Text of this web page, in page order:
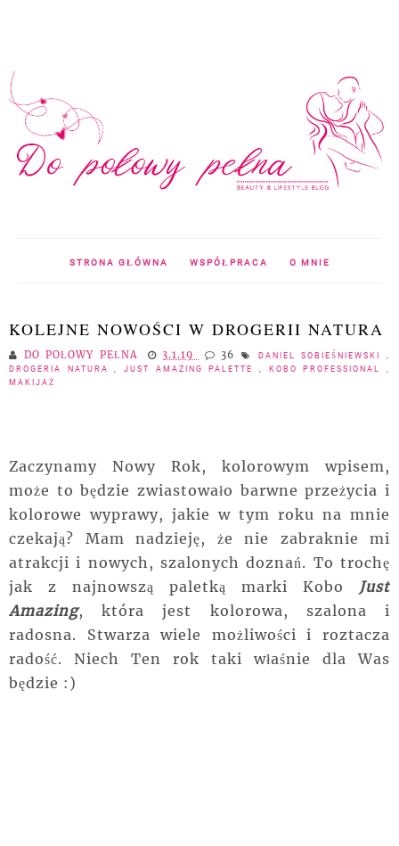
STRONA GŁÓWNA WSPÓŁPRACA O MNIE
KOLEJNE NOWOŚCI W DROGERII NATURA
DO POŁOWY PEŁNA 3.1.19 36 DANIEL SOBIEŚNIEWSKI
DROGERIA NATURA
,JUST AMAZING PALETTE KOBO PROFESSIONAL
MAKIJAŻ
Zaczynamy Nowy Rok, kolorowym wpisem,
może to będzie zwiastowało barwne przeżycia i
kolorowe wyprawy, jakie w tym roku na mnie
czekają? Mam nadzieję, że nie zabraknie mi
atrakcji i nowych, szalonych doznań. To trochę
jak z najnowszą paletką marki Kobo Just
Amazing, która jest kolorowa, szalona i
radosna. Stwarza wiele możliwości i roztacza
radość. Niech Ten rok taki właśnie dla Was
będzie :)